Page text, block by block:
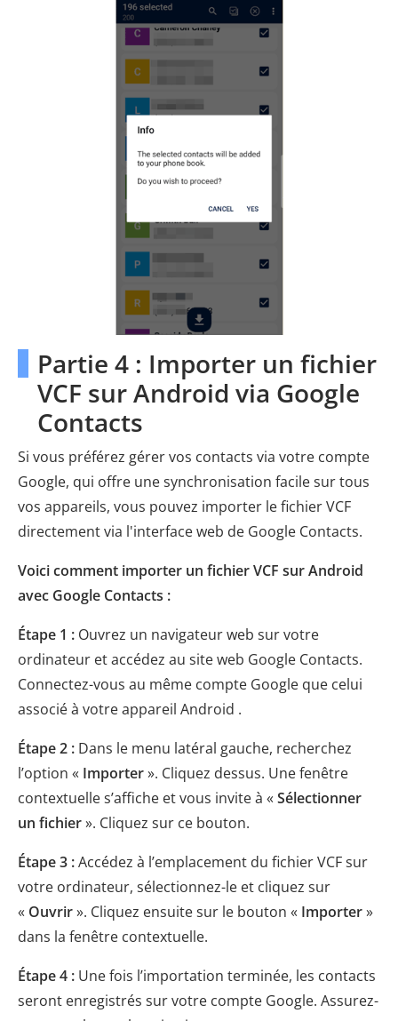
Partie 4 : Importer un fichier
VCF sur Android via Google
Contacts
Si vous préférez gérer vos contacts via votre compte
Google, qui offre une synchronisation facile sur tous
vos appareils, vous pouvez importer le fichier VCF
directement via l'interface web de Google Contacts.
Voici comment importer un fichier VCF sur Android
avec Google Contacts :
Étape 1 : Ouvrez un navigateur web sur votre
ordinateur et accédez au site web Google Contacts.
Connectez-vous au même compte Google que celui
associé à votre appareil Android .
Étape 2 : Dans le menu latéral gauche, recherchez
l’option « Importer». Cliquez dessus. Une fenêtre
contextuelle s’affiche et vous invite à «Sélectionner
un fichier». Cliquez sur ce bouton.
Étape 3 :Accédez à l’emplacement du fichier VCF sur
votre ordinateur, sélectionnez-le et cliquez sur
« Ouvrir». Cliquez ensuite sur le bouton « Importer»
dans la fenêtre contextuelle.
Étape 4 : Une fois l’importation terminée, les contacts
seront enregistrés sur votre compte Google. Assurez-